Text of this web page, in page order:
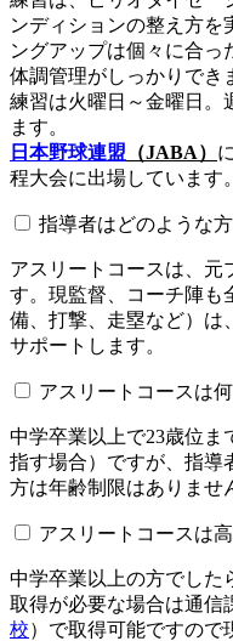
ンディションの整え方を
ングアップは個々に合っ
体調管理がしっかりでき
練習は火曜日～金曜日。
ます。
日本野球連盟 （JABA）
程大会に出場しています。
指導者はどのような
アスリートコースは、元
す。現監督、コーチ陣も
備、打撃、走塁など）は
サポートします。
アスリートコースは
中学卒業以上で23歳位ま
指す場合）ですが、指導
方は年齢制限はありませ
アスリートコースは
中学卒業以上の方でし
取得が必要な場合は通
校）で取得可能ですので